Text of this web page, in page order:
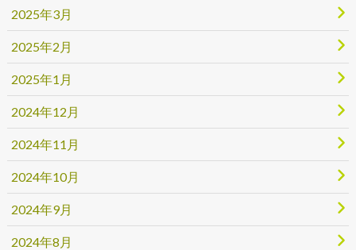
2025年3月
2025年2月
2025年1月
2024年12月
2024年11月
2024年10月
2024年9月
2024年8月